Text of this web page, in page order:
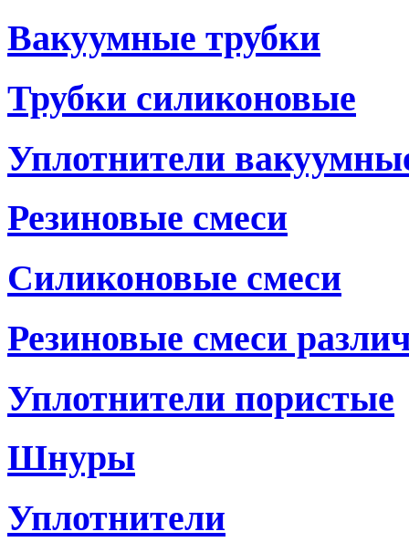
Вакуумные трубки
Трубки силиконовые
Уплотнители
Резиновые смеси
Силиконовые смеси
Резиновые смеси
Уплотнители пористые
Шнуры
Уплотнители